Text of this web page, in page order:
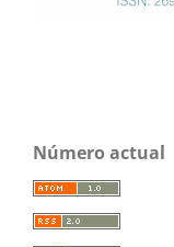
Número actual